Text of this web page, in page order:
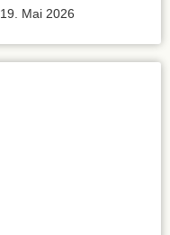
19. Mai 2026